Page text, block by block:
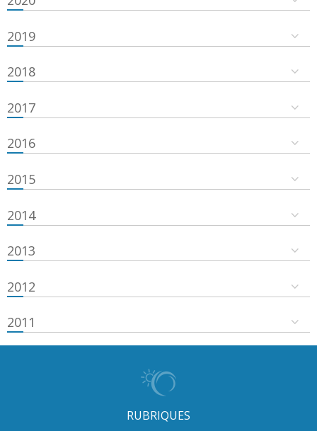
2019
2018
2017
2016
2015
2014
2013
2012
2011
RUBRIQUES